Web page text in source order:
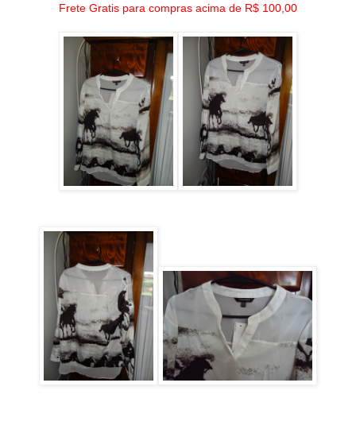
Frete Gratis para compras acima de R$ 100,00